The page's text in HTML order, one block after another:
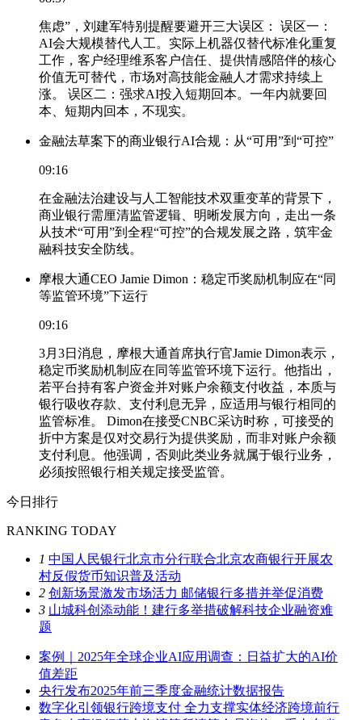
焦虑”，刘建军特别提醒要避开三大误区： 误区一：
AI会大规模替代人工。实际上机器仅替代标准化重复
工作，客户经理维系客户信任、提供情感陪伴的核心
价值无可替代，市场对高技能金融人才需求持续上
涨。 误区二：强求AI投入短期回本。一年内就要回
本、短期内回本，不现实。
金融法草案下的商业银行AI合规：从“可用”到“可控”
09:16
在金融法治建设与人工智能技术双重变革的背景下，
商业银行需厘清监管逻辑、明晰发展方向，走出一条
从技术“可用”到全程“可控”的合规发展之路，筑牢金
融科技安全防线。
摩根大通CEO Jamie Dimon：稳定币奖励机制应在“同
等监管环境”下运行
09:16
3月3日消息，摩根大通首席执行官Jamie Dimon表示，
稳定币奖励机制应在同等监管环境下运行。他指出，
若平台持有客户资金并对账户余额支付收益，本质与
银行吸收存款、支付利息无异，应适用与银行相同的
监管标准。 Dimon在接受CNBC采访时称，可接受的
折中方案是仅对交易行为提供奖励，而非对账户余额
支付利息。他强调，否则此类业务就属于银行业务，
必须按照银行相关规定接受监管。
今日排行
RANKING TODAY
1 中国人民银行北京市分行联合北京农商银行开展农
村反假货币知识普及活动
2 创新场景激发市场活力 邮储银行多措并举促消费
3 山城科创添动能！建行多举措破解科技企业融资难
题
案例｜2025年全球企业AI应用调查：日益扩大的AI价
值差距
央行发布2025年前三季度金融统计数据报告
数字化引领银行跨境支付 全力支撑实体经济跨境前行